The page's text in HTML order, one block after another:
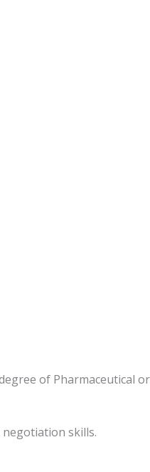
of Pharmaceutical
negotiation skills.